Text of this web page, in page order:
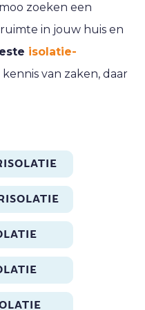
zoeken een
in jouw huis en
isolatie-
van zaken, daar